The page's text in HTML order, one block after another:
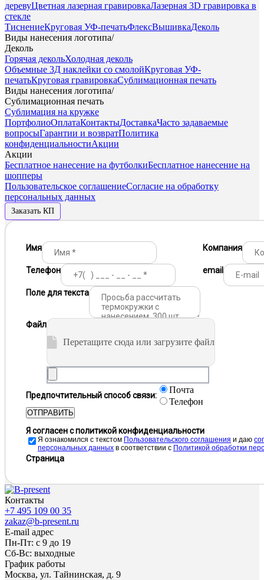
деревуЦветная лазерная гравировкаЛазерная 3D гравировка в
стекле
ТиснениеКруговая УФ-печатьФлексВышивкаДеколь
Виды нанесения логотипа/
Деколь
Горячая декольХолодная деколь
Объемные 3Д наклейки со смолойКруговая УФ-
печатьКруговая гравировкаСублимационная печать
Виды нанесения логотипа/
Сублимационная печать
Сублимация на кружке
ПортфолиоОплатаКонтактыДоставкаЧасто задаваемые
вопросыГарантии и возвратПолитика
конфиденциальностиАкции
Акции
Бесплатное нанесение на футболкиБесплатное нанесение на
шопперы
Пользовательское соглашениеСогласие на обработку
персональных данных
Заказать КП
Имя Компания
Телефон email
Поле для текста
Файл
Перетащите сюда или загрузите файл
Предпочтительный способ связи:
Почта
Телефон
ОТПРАВИТЬ
Я согласен с политикой конфиденциальности
Я ознакомился с текстом Пользовательского соглашения и даю
персональных данных в соответствии с Политикой обработки
Страница
Контакты
+7 495 109 00 35
zakaz@b-present.ru
E-mail адрес
Пн-Пт: с 9 до 19
Сб-Вс: выходные
График работы
Москва, ул. Тайнинская, д. 9